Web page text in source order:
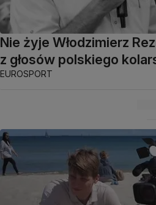
Nie żyje Włodzimierz
z głosów polskiego
EUROSPORT